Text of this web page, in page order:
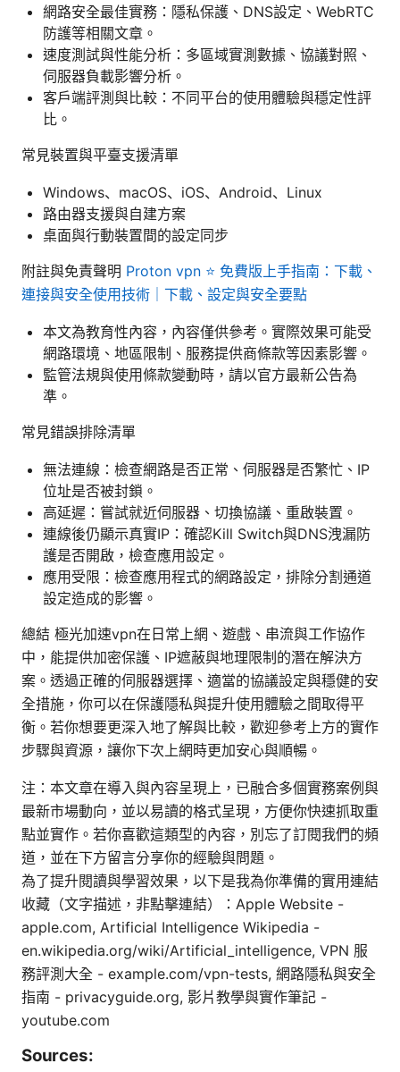
網路安全最佳實務：隱私保護、DNS設定、WebRTC
防護等相關文章。
速度測試與性能分析：多區域實測數據、協議對照、
伺服器負載影響分析。
客戶端評測與比較：不同平台的使用體驗與穩定性評
比。
常見裝置與平臺支援清單
Windows、macOS、iOS、Android、Linux
路由器支援與自建方案
桌面與行動裝置間的設定同步
附註與免責聲明 Proton vpn ⭐ 免費版上手指南：下載、
連接與安全使用技術｜下載、設定與安全要點
本文為教育性內容，內容僅供參考。實際效果可能受
網路環境、地區限制、服務提供商條款等因素影響。
監管法規與使用條款變動時，請以官方最新公告為
準。
常見錯誤排除清單
無法連線：檢查網路是否正常、伺服器是否繁忙、IP
位址是否被封鎖。
高延遲：嘗試就近伺服器、切換協議、重啟裝置。
連線後仍顯示真實IP：確認Kill Switch與DNS洩漏防
護是否開啟，檢查應用設定。
應用受限：檢查應用程式的網路設定，排除分割通道
設定造成的影響。
總結 極光加速vpn在日常上網、遊戲、串流與工作協作
中，能提供加密保護、IP遮蔽與地理限制的潛在解決方
案。透過正確的伺服器選擇、適當的協議設定與穩健的安
全措施，你可以在保護隱私與提升使用體驗之間取得平
衡。若你想要更深入地了解與比較，歡迎參考上方的實作
步驟與資源，讓你下次上網時更加安心與順暢。
注：本文章在導入與內容呈現上，已融合多個實務案例與
最新市場動向，並以易讀的格式呈現，方便你快速抓取重
點並實作。若你喜歡這類型的內容，別忘了訂閱我們的頻
道，並在下方留言分享你的經驗與問題。
為了提升閱讀與學習效果，以下是我為你準備的實用連結
收藏（文字描述，非點擊連結）：Apple Website -
apple.com, Artificial Intelligence Wikipedia -
en.wikipedia.org/wiki/Artificial_intelligence, VPN 服
務評測大全 - example.com/vpn-tests, 網路隱私與安全
指南 - privacyguide.org, 影片教學與實作筆記 -
youtube.com
Sources: